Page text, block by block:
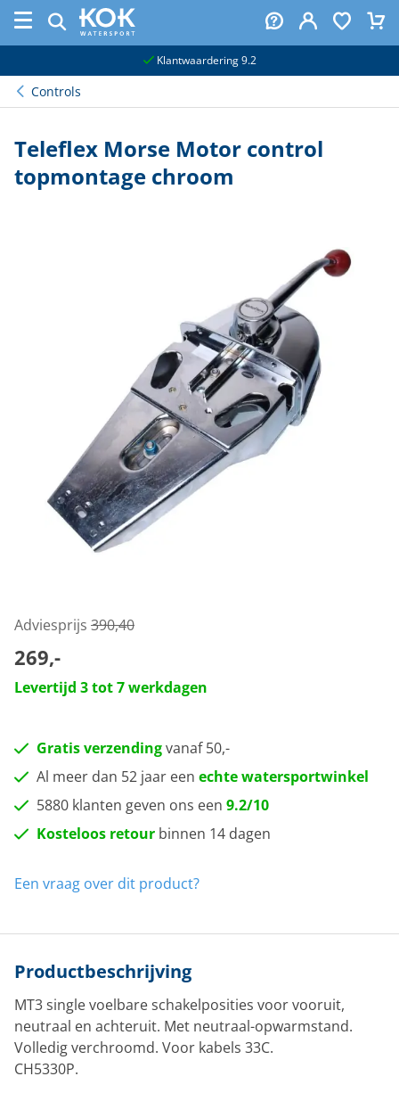
Klantwaardering 9.2
Controls
Teleflex Morse Motor control
topmontage chroom
Adviesprijs 390,40
269,-
Levertijd 3 tot 7 werkdagen
Gratis verzendingvanaf 50,-
Al meer dan 52 jaar een echte watersportwinkel
5880 klanten geven ons een 9.2/10
Kosteloos retour binnen 14 dagen
Een vraag over dit product?
Productbeschrijving
MT3 single voelbare schakelposities voor vooruit,
neutraal en achteruit. Met neutraal-opwarmstand.
Volledig verchroomd. Voor kabels 33C.
CH5330P.